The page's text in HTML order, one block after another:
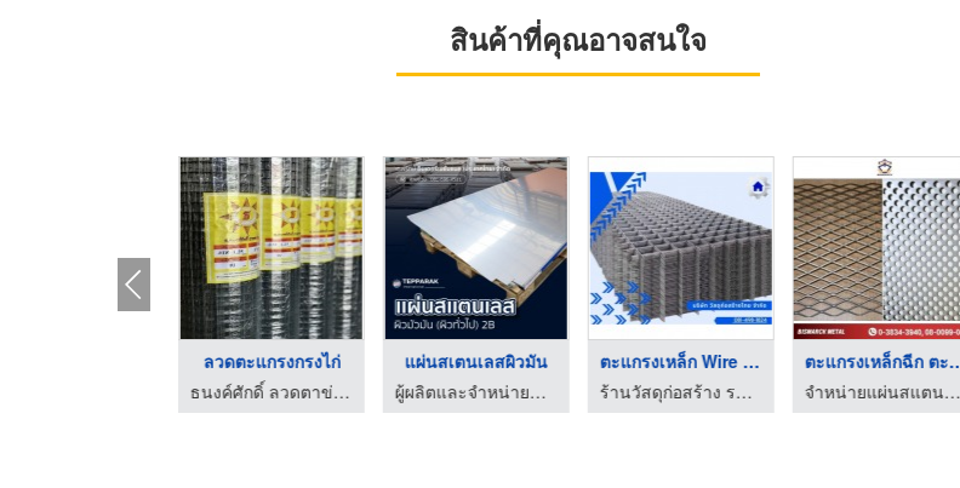
สินค้าที่คุณอาจสนใจ
ธนงค์ศักดิ์ ลวดตาข่าย
ธนงค์ศักดิ์ ลวดตาข่าย
ลวดตะแกรงกรงไก่
ธนงค์ศักดิ์ ลวดตาข่าย
แผ่นสเตนเลสผิวมัน
ผู้ผลิตและจำหน่ายสเตนเลสอลูมิเนียม